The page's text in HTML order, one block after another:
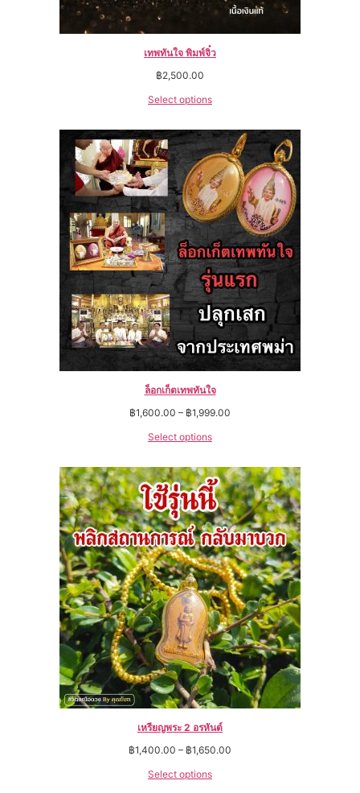
เทพทันใจ พิมพ์จิ๋ว
฿2,500.00
Select options
ล็อกเก็ตเทพทันใจ
฿1,600.00 – ฿1,999.00
Select options
เหรียญพระ 2 อรหันต์
฿1,400.00 – ฿1,650.00
Select options